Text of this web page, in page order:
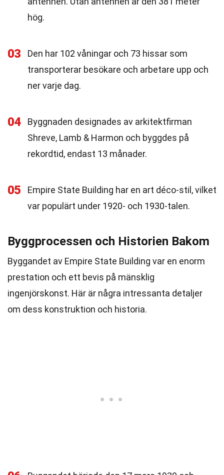
hög.
03
Den har 102 våningar och 73 hissar som
transporterar besökare och arbetare upp och
ner varje dag.
04
Byggnaden designades av arkitektfirman
Shreve, Lamb & Harmon och byggdes på
rekordtid, endast 13 månader.
05
Empire State Building har en art déco-stil, vilket
var populärt under 1920- och 1930-talen.
Byggprocessen och Historien Bakom
Byggandet av Empire State Building var en enorm
prestation och ett bevis på mänsklig
ingenjörskonst. Här är några intressanta detaljer
om dess konstruktion och historia.